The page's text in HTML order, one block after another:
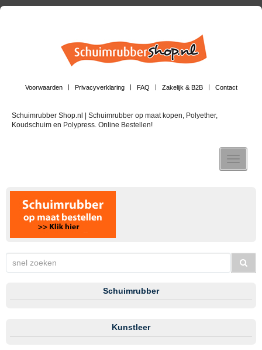
Voorwaarden Privacyverklaring FAQ Zakelijk & B2B Contact
Schuimrubber Shop.nl | Schuimrubber op maat kopen, Polyether,
Koudschuim en Polypress. Online Bestellen!
Toggle
Schuimrubber
Kunstleer